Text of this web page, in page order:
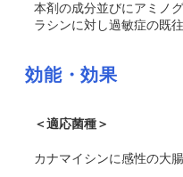
本剤の成分並びにアミノ
ラシンに対し過敏症の既
効能・効果
＜適応菌種＞
カナマイシンに感性の大